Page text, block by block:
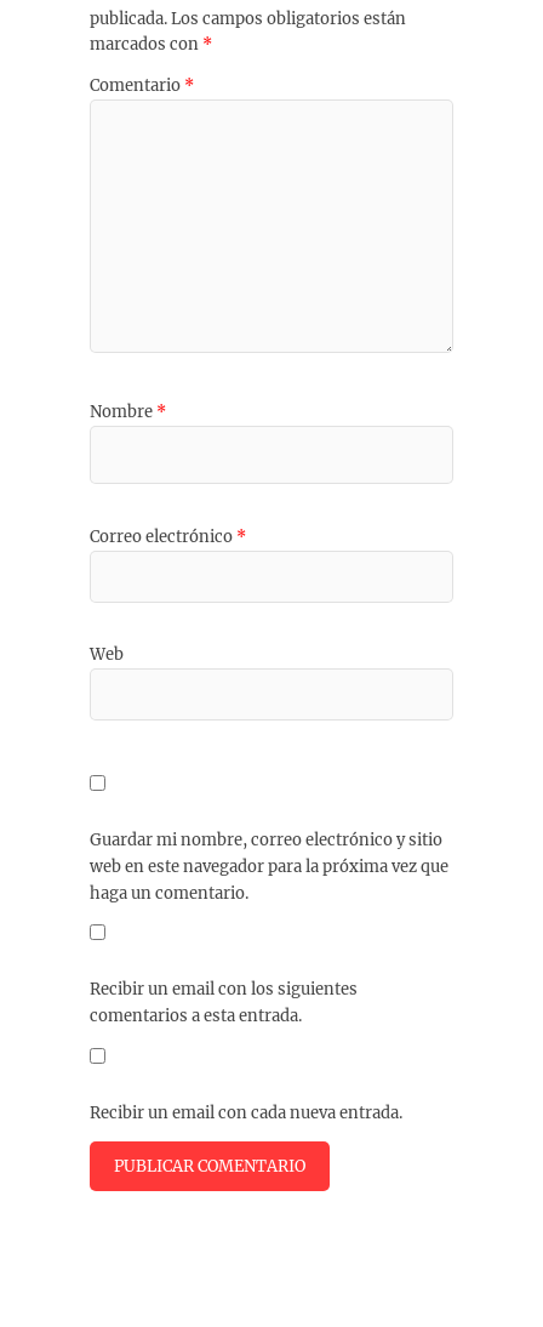
publicada.Los campos obligatorios están
marcados con *
Comentario *
Nombre *
Correo electrónico *
Web
Guardar mi nombre, correo electrónico y sitio
web en este navegador para la próxima vez que
haga un comentario.
Recibir un email con los siguientes
comentarios a esta entrada.
Recibir un email con cada nueva entrada.